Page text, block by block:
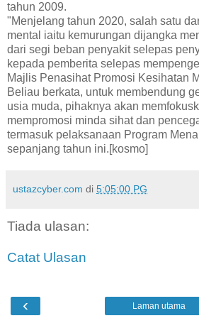
tahun 2009.
"Menjelang tahun 2020, salah satu
mental iaitu kemurungan dijangka
dari segi beban penyakit selepas
kepada pemberita selepas
Majlis Penasihat Promosi Kesihatan
Beliau berkata, untuk membendung
usia muda, pihaknya akan
mempromosi minda sihat dan
termasuk pelaksanaan Program
sepanjang tahun ini.[kosmo]
ustazcyber.com di 5:05:00 PG
Tiada ulasan:
Catat Ulasan
‹ Laman utama